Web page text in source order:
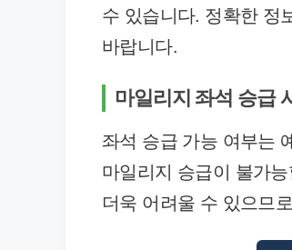
수 있습니다. 정확한 정
바랍니다.
마일리지 좌석 승급
좌석 승급 가능 여부는
마일리지 승급이 불가
더욱 어려울 수 있으므